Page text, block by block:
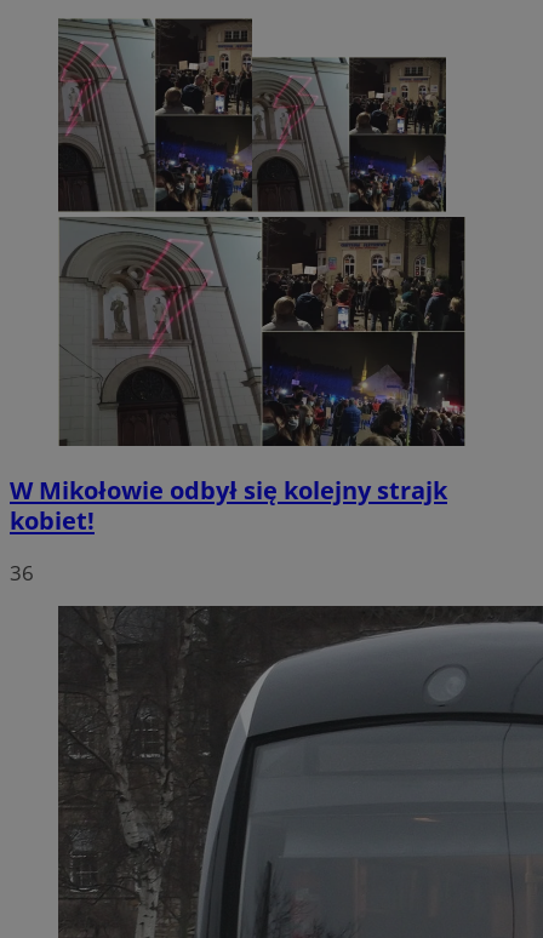
W Mikołowie odbył się kolejny strajk
kobiet!
36